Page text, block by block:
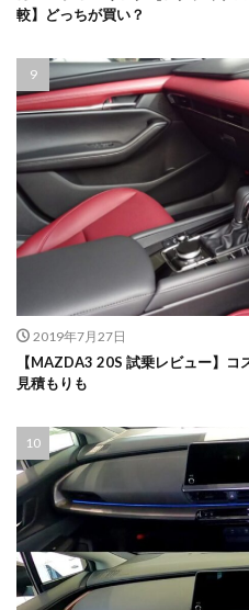
較】どっちが買い？
2019年7月27日
【MAZDA3 20S 試乗レビュー】コ
見積もりも